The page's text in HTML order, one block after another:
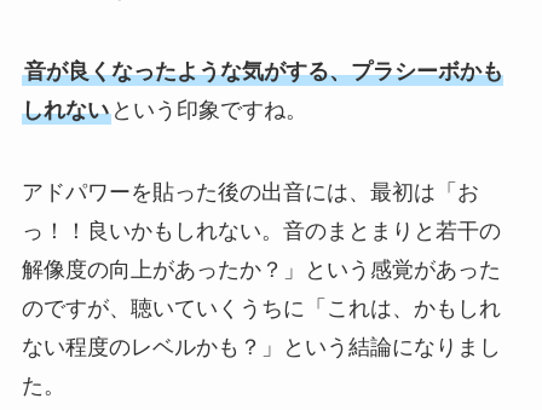
音が良くなったような気がする、プラシーボかも
しれないという印象ですね。
アドパワーを貼った後の出音には、最初は「お
っ！！良いかもしれない。音のまとまりと若干の
解像度の向上があったか？」という感覚があった
のですが、聴いていくうちに「これは、かもしれ
ない程度のレベルかも？」という結論になりまし
た。